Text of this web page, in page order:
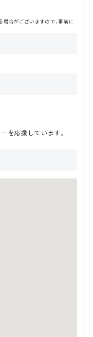
合がございますので、事前に
を応援しています。